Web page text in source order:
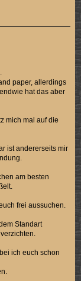
paper, allerdings
hat das aber
mich mal auf die
ist andererseits mir
am besten
frei aussuchen.
Standart
ich euch schon